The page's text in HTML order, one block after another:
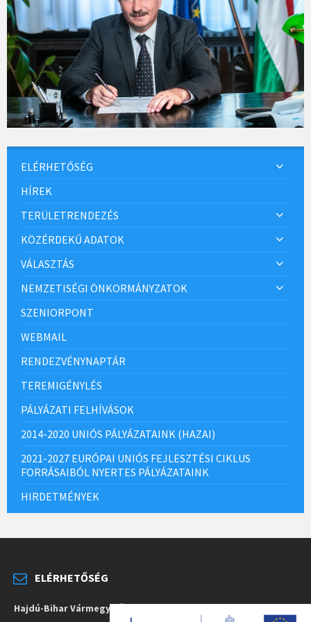
ELÉRHETŐSÉG
HÍREK
TERÜLETRENDEZÉS
KÖZÉRDEKŰ ADATOK
VÁLASZTÁS
NEMZETISÉGI ÖNKORMÁNYZATOK
SZENIORPONT
WEBMAIL
RENDEZVÉNYNAPTÁR
TEREMIGÉNYLÉS
PÁLYÁZATI FELHÍVÁSOK
2014-2020 UNIÓS PÁLYÁZATAINK (HAZAI)
2021-2027 EURÓPAI UNIÓS FEJLESZTÉSI CIKLUS
FORRÁSAIBÓL NYERTES PÁLYÁZATAINK
HIRDETMÉNYEK
ELÉRHETŐSÉG
Hajdú-Bihar Vármegye Önkormányzata